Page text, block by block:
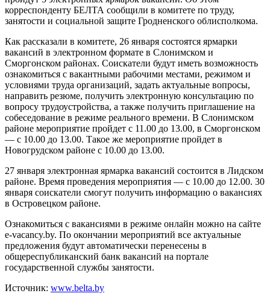
корреспонденту БЕЛТА сообщили в комитете по труду,
занятости и социальной защите Гродненского облисполкома.
Как рассказали в комитете, 26 января состоятся ярмарки
вакансий в электронном формате в Слонимском и
Сморгонском районах. Соискатели будут иметь возможность
ознакомиться с вакантными рабочими местами, режимом и
условиями труда организаций, задать актуальные вопросы,
направить резюме, получить электронную консультацию по
вопросу трудоустройства, а также получить приглашение на
собеседование в режиме реального времени. В Слонимском
районе мероприятие пройдет с 11.00 до 13.00, в Сморгонском
— с 10.00 до 13.00. Такое же мероприятие пройдет в
Новогрудском районе с 10.00 до 13.00.
27 января электронная ярмарка вакансий состоится в Лидском
районе. Время проведения мероприятия — с 10.00 до 12.00. 30
января соискатели смогут получить информацию о вакансиях
в Островецком районе.
Ознакомиться с вакансиями в режиме онлайн можно на сайте
e-vacancy.by. По окончании мероприятий все актуальные
предложения будут автоматически перенесены в
общереспубликанский банк вакансий на портале
государственной службы занятости.
Источник: www.belta.by